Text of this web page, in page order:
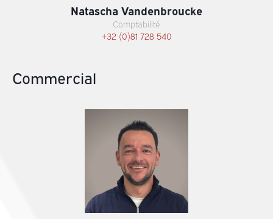
Natascha Vandenbroucke
Comptabilité
+32 (0)81 728 540
Commercial